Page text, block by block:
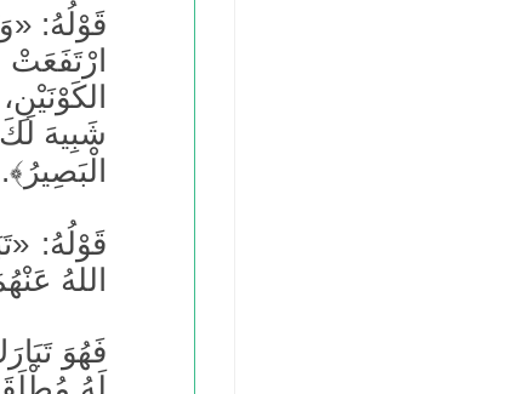
قَوْلُهُ:
شَبِيهَ
الْبَصِيرُ﴾.
قَوْلُهُ:
اللهُ
فَهُوَ